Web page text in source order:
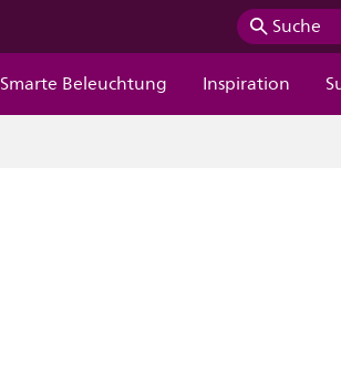
Suche
Smarte Beleuchtung Inspiration